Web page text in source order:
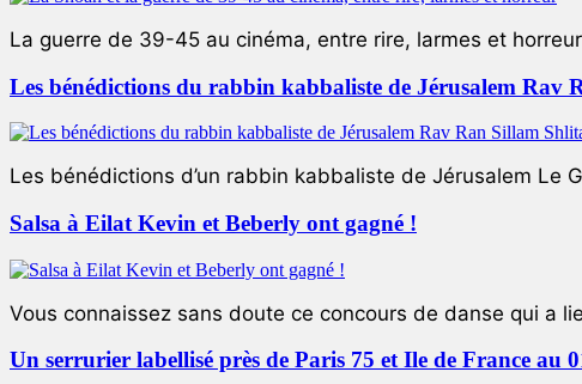
La guerre de 39-45 au cinéma, entre rire, larmes et
Les bénédictions du rabbin kabbaliste de Jérusalem Rav
Les bénédictions d’un rabbin kabbaliste de Jérusalem Le
Salsa à Eilat Kevin et Beberly ont gagné !
Vous connaissez sans doute ce concours de danse qui a
Un serrurier labellisé près de Paris 75 et Ile de France au